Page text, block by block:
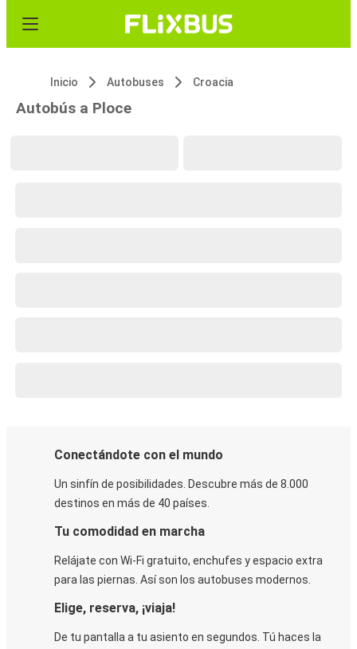
Inicio Autobuses Croacia
Autobús a Ploce
Conectándote con el mundo
Un sinfín de posibilidades. Descubre más de 8.000
destinos en más de 40 países.
Tu comodidad en marcha
Relájate con Wi-Fi gratuito, enchufes y espacio extra
para las piernas. Así son los autobuses modernos.
Elige, reserva, ¡viaja!
De tu pantalla a tu asiento en segundos. Tú haces la